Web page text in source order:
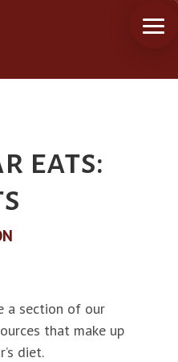
eats:
a section of our
that make up
diet.